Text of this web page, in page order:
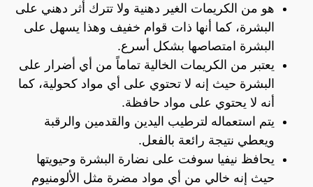
هو من الكريمات الغير دهنية ولا تترك أثر دهني على
البشرة، كما أنها ذات قوام خفيف وهذا يسهل على
البشرة امتصاصها بشكل أسرع.
يعتبر من الكريمات الخالية تماماً من أي أضرار على
البشرة حيث إنه لا تحتوي على أي مواد كحولية، كما
أنه لا يحتوي على مواد حافظة.
يتم استعماله لترطيب اليدين والقدمين والرقبة
ويعطي نتيجة رائعة بالفعل.
يحافظ نيفيا سوفت على نضارة البشرة وحيويتها
حيث إنه خالي من أي مواد مضرة مثل الألومنيوم